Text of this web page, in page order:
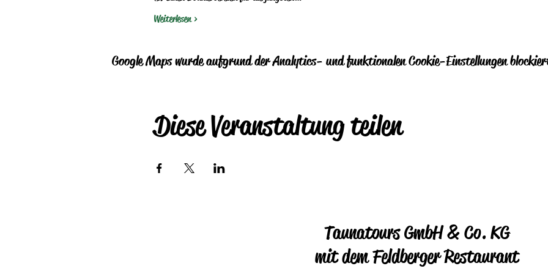
Weiterlesen >
Google Maps wurde aufgrund der Analytics- und funktionalen Cookie-Einstellungen
Diese Veranstaltung teilen
Taunatours GmbH & Co. KG
mit dem Feldberger Restaurant